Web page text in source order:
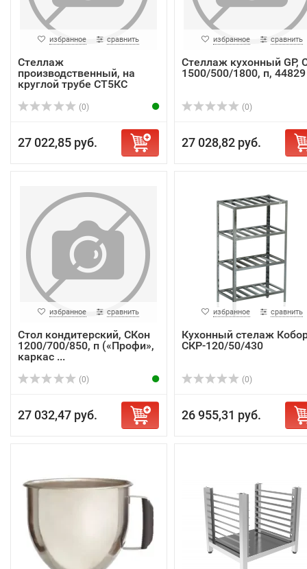
избранное сравнить
Стеллаж
производственный, на
круглой трубе СТ5КС
(0)
27 022,85 руб.
избранное сравнить
Стеллаж кухонный GP,
1500/500/1800, п, 44829
(0)
27 028,82 руб.
избранное сравнить
Стол кондитерский, СКон
1200/700/850, п («Профи»,
каркас ...
(0)
27 032,47 руб.
избранное сравнить
Кухонный стелаж
СКР-120/50/430
(0)
26 955,31 руб.